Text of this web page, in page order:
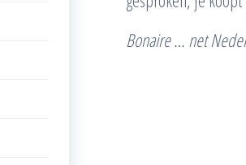
Bonaire … net